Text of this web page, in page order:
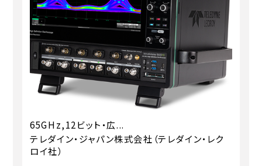
65GHz,12ビット・広...
テレダイン・ジャパン株式会社（テレダイン・レク
ロイ社）